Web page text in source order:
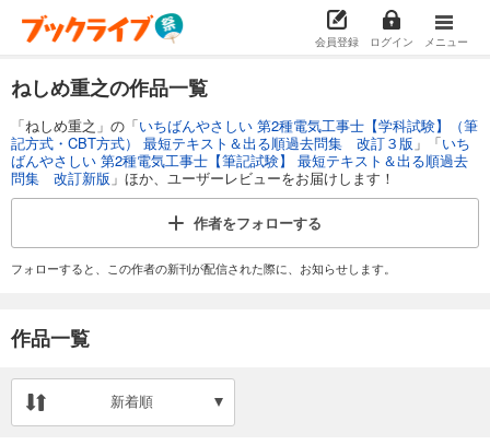
会員登録 ログイン メニュー
ねしめ重之の作品一覧
「ねしめ重之」の「いちばんやさしい 第2種電気工事士【学科試験】（筆
記方式・CBT方式） 最短テキスト＆出る順過去問集 改訂３版 」「いち
ばんやさしい 第2種電気工事士【筆記試験】 最短テキスト＆出る順過去
問集 改訂新版 」ほか、ユーザーレビューをお届けします！
作者をフォローする
フォローすると、この作者の新刊が配信された際に、お知らせします。
作品一覧
新着順